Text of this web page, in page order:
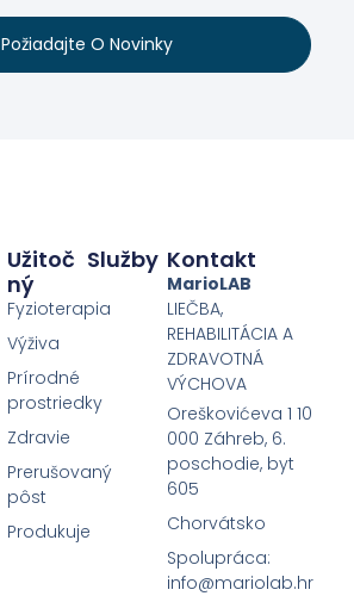
Požiadajte O Novinky
Služby
Užitoč
Ný
Fyzioterapia
Výživa
Prírodné
prostriedky
Zdravie
Prerušovaný
pôst
Produkuje
Kontakt
MarioLAB
LIEČBA,
REHABILITÁCIA A
ZDRAVOTNÁ
VÝCHOVA
Oreškovićeva 1 10
000 Záhreb, 6.
poschodie, byt
605
Chorvátsko
Spolupráca:
info@mariolab.hr